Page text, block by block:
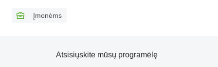
Įmonėms
Atsisiųskite mūsų programėlę